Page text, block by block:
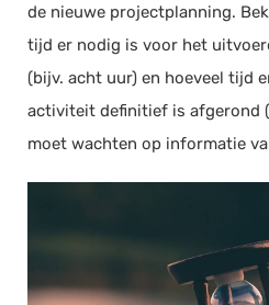
de nieuwe projectplanning.
tijd er nodig is voor het
(bijv. acht uur) en hoeveel tijd
activiteit definitief is afgerond
moet wachten op informatie